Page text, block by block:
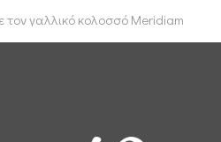
γαλλικό κολοσσό Meridiam
συνόρων μετά την έκτακτη ...